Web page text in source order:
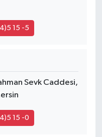
15 -5
Sevk Caddesi,
15 -0